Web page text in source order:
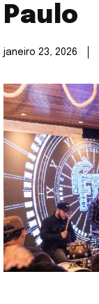
Paulo
janeiro 23, 2026